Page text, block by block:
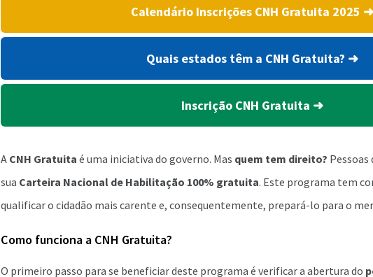
Calendário Inscrições CNH Gratuita 2025 ➜
Quais estados têm a CNH Gratuita? ➜
Inscrição CNH Gratuita ➜
A CNH Gratuita é uma iniciativa do governo. Mas quem tem direito?
sua Carteira Nacional de Habilitação 100% gratuita. Este programa tem
qualificar o cidadão mais carente e, consequentemente, prepará-lo para o
Como funciona a CNH Gratuita?
O primeiro passo para se beneficiar deste programa é verificar a abertura do